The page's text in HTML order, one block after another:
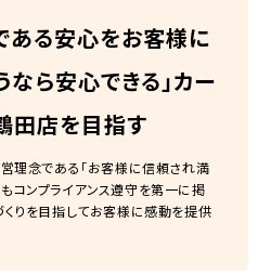
ある安心をお客様に
なら安心できる」カー
田店を目指す
営理念である「お客様に信頼され満
コンプライアンス遵守を第一に掲
くりを目指してお客様に感動を提供